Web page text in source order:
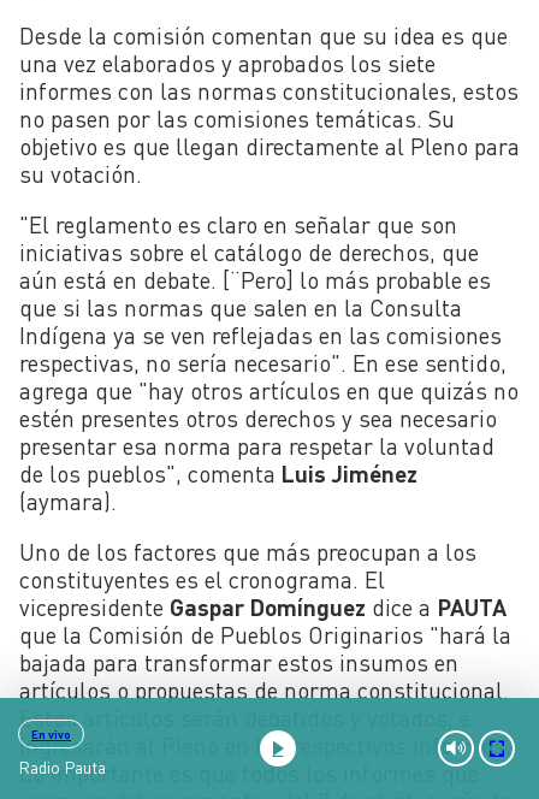
Desde la comisión comentan que su idea es que
una vez elaborados y aprobados los siete
informes con las normas constitucionales, estos
no pasen por las comisiones temáticas. Su
objetivo es que llegan directamente al Pleno para
su votación.
"El reglamento es claro en señalar que son
iniciativas sobre el catálogo de derechos, que
aún está en debate. [¨Pero] lo más probable es
que si las normas que salen en la Consulta
Indígena ya se ven reflejadas en las comisiones
respectivas, no sería necesario". En ese sentido,
agrega que "hay otros artículos en que quizás no
estén presentes otros derechos y sea necesario
presentar esa norma para respetar la voluntad
de los pueblos", comenta Luis Jiménez
(aymara).
Uno de los factores que más preocupan a los
constituyentes es el cronograma. El
vicepresidente Gaspar Domínguez dice a PAUTA
que la Comisión de Pueblos Originarios "hará la
bajada para transformar estos insumos en
artículos o propuestas de norma constitucional.
Estos artículos serán debatidos y votados, e
ingresarán al Pleno en los respectivos informes.
Lo importante es que todos los informes que
En vivo
Radio Pauta